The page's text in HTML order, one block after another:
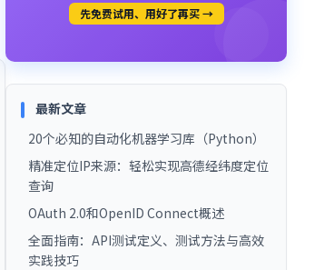
先免费试用、用好了再买 →
最新文章
20个必知的自动化机器学习库（Python）
精准定位IP来源：轻松实现高德经纬度定位
查询
OAuth 2.0和OpenID Connect概述
全面指南：API测试定义、测试方法与高效
实践技巧